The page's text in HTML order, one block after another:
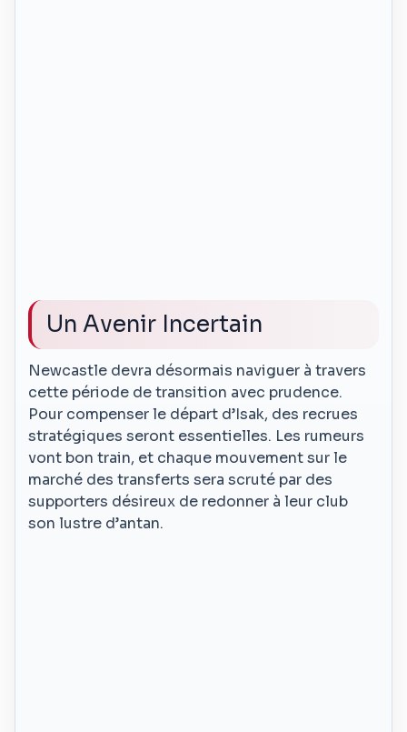
Un Avenir Incertain
Newcastle devra désormais naviguer à travers
cette période de transition avec prudence.
Pour compenser le départ d’Isak, des recrues
stratégiques seront essentielles. Les rumeurs
vont bon train, et chaque mouvement sur le
marché des transferts sera scruté par des
supporters désireux de redonner à leur club
son lustre d’antan.